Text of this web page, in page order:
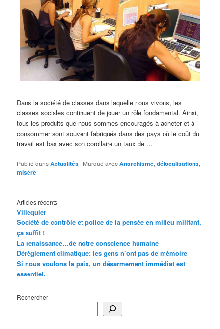
Dans la société de classes dans laquelle nous vivons, les
classes sociales continuent de jouer un rôle fondamental. Ainsi,
tous les produits que nous sommes encouragés à acheter et à
consommer sont souvent fabriqués dans des pays où le coût du
travail est bas avec son corollaire un taux de …
Publié dansActualités | Marqué avecAnarchisme,délocalisations,
misère
Articles récents
Villequier
Société de contrôle et police de la pensée en milieu militant,
ça suffit !
La renaissance…de notre conscience humaine
Dérèglement climatique: les gens n’ont pas de mémoire
Si nous voulons la paix, un désarmement immédiat est
essentiel.
Rechercher